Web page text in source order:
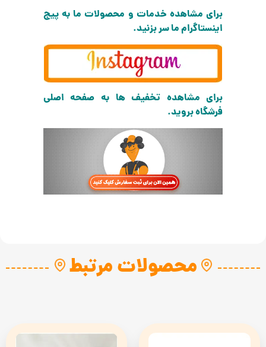
برای مشاهده خدمات و محصولات ما به پیج
اینستاگرام ما سر بزنید.
برای مشاهده تخفیف ها به صفحه اصلی
فرشگاه بروید.
محصولات مرتبط